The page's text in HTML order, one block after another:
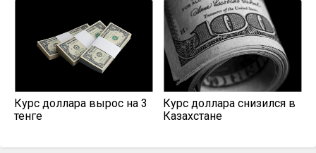
Курс доллара вырос на 3
тенге
Курс доллара снизился в
Казахстане